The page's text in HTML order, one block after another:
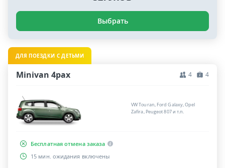
Выбрать
ДЛЯ ПОЕЗДКИ С ДЕТЬМИ
Minivan 4pax 4 4
VW Touran, Ford Galaxy, Opel
Zafira, Peugeot 807 и т.п.
Бесплатная отмена заказа
15 мин. ожидания включены